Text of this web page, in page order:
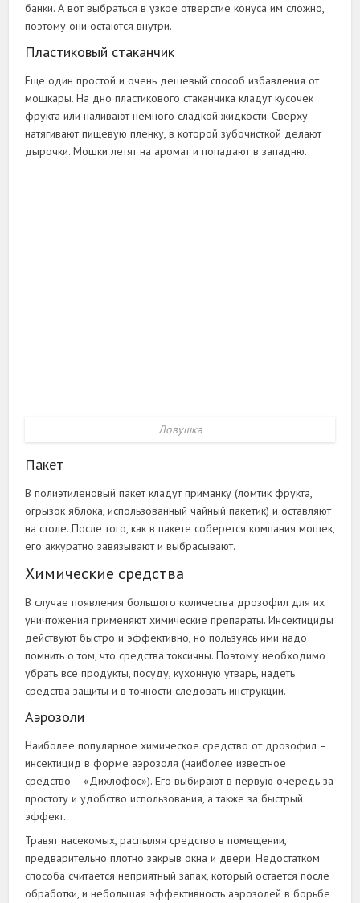
банки. А вот выбраться в узкое отверстие конуса им сложно,
поэтому они остаются внутри.
Пластиковый стаканчик
Еще один простой и очень дешевый способ избавления от
мошкары. На дно пластикового стаканчика кладут кусочек
фрукта или наливают немного сладкой жидкости. Сверху
натягивают пищевую пленку, в которой зубочисткой делают
дырочки. Мошки летят на аромат и попадают в западню.
Ловушка
Пакет
В полиэтиленовый пакет кладут приманку (ломтик фрукта,
огрызок яблока, использованный чайный пакетик) и оставляют
на столе. После того, как в пакете соберется компания мошек,
его аккуратно завязывают и выбрасывают.
Химические средства
В случае появления большого количества дрозофил для их
уничтожения применяют химические препараты. Инсектициды
действуют быстро и эффективно, но пользуясь ими надо
помнить о том, что средства токсичны. Поэтому необходимо
убрать все продукты, посуду, кухонную утварь, надеть
средства защиты и в точности следовать инструкции.
Аэрозоли
Наиболее популярное химическое средство от дрозофил –
инсектицид в форме аэрозоля (наиболее известное
средство – «Дихлофос»). Его выбирают в первую очередь за
простоту и удобство использования, а также за быстрый
эффект.
Травят насекомых, распыляя средство в помещении,
предварительно плотно закрыв окна и двери. Недостатком
способа считается неприятный запах, который остается после
обработки, и небольшая эффективность аэрозолей в борьбе